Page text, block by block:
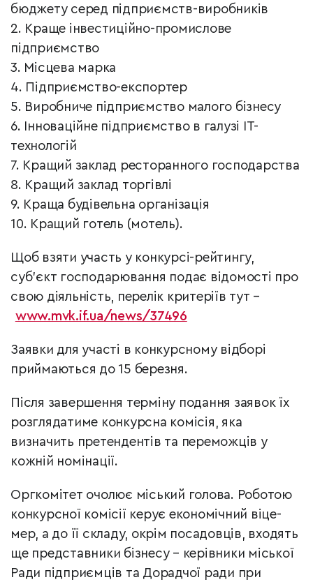
бюджету серед підприємств-виробників
2. Краще інвестиційно-промислове
підприємство
3. Місцева марка
4. Підприємство-експортер
5. Виробниче підприємство малого бізнесу
6. Інноваційне підприємство в галузі ІТ-
технологій
7. Кращий заклад ресторанного господарства
8. Кращий заклад торгівлі
9. Краща будівельна організація
10. Кращий готель (мотель).
Щоб взяти участь у конкурсі-рейтингу,
суб’єкт господарювання подає відомості про
свою діяльність, перелік критеріїв тут –
www.mvk.if.ua/news/37496
Заявки для участі в конкурсному відборі
приймаються до 15 березня.
Після завершення терміну подання заявок їх
розглядатиме конкурсна комісія, яка
визначить претендентів та переможців у
кожній номінації.
Оргкомітет очолює міський голова. Роботою
конкурсної комісії керує економічний віце-
мер, а до її складу, окрім посадовців, входять
ще представники бізнесу – керівники міської
Ради підприємців та Дорадчої ради при